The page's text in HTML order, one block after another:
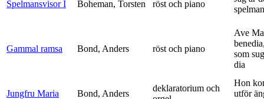
Spelmansvisor I Boheman, Torsten röst och piano
spelman
Gammal ramsa Bond, Anders röst och piano
Ave
som
dia
Jungfru Maria Bond, Anders
deklaratorium och
Hon
utför